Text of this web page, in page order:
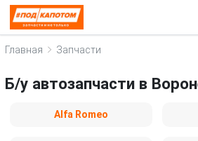
Главная Запчасти
Б/у автозапчасти в
Alfa Romeo